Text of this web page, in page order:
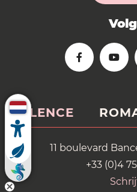
VALENCE
11 boulevard
+33 (0)4